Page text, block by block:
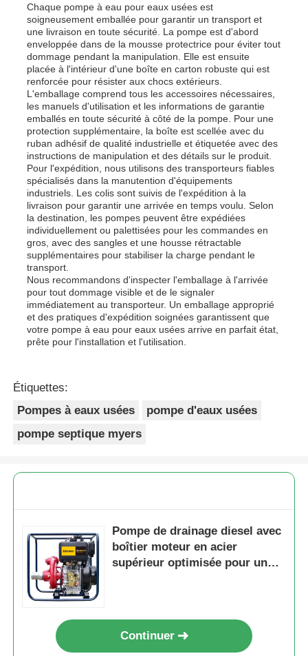
Chaque pompe à eau pour eaux usées est
soigneusement emballée pour garantir un transport et
une livraison en toute sécurité. La pompe est d'abord
enveloppée dans de la mousse protectrice pour éviter tout
dommage pendant la manipulation. Elle est ensuite
placée à l'intérieur d'une boîte en carton robuste qui est
renforcée pour résister aux chocs extérieurs.
L'emballage comprend tous les accessoires nécessaires,
les manuels d'utilisation et les informations de garantie
emballés en toute sécurité à côté de la pompe. Pour une
protection supplémentaire, la boîte est scellée avec du
ruban adhésif de qualité industrielle et étiquetée avec des
instructions de manipulation et des détails sur le produit.
Pour l'expédition, nous utilisons des transporteurs fiables
spécialisés dans la manutention d'équipements
industriels. Les colis sont suivis de l'expédition à la
livraison pour garantir une arrivée en temps voulu. Selon
la destination, les pompes peuvent être expédiées
individuellement ou palettisées pour les commandes en
gros, avec des sangles et une housse rétractable
supplémentaires pour stabiliser la charge pendant le
transport.
Nous recommandons d'inspecter l'emballage à l'arrivée
pour tout dommage visible et de le signaler
immédiatement au transporteur. Un emballage approprié
et des pratiques d'expédition soignées garantissent que
votre pompe à eau pour eaux usées arrive en parfait état,
prête pour l'installation et l'utilisation.
Étiquettes:
Pompes à eaux usées
pompe d'eaux usées
pompe septique myers
Pompe de drainage diesel avec
boîtier moteur en acier
supérieur optimisée pour un
Continuer